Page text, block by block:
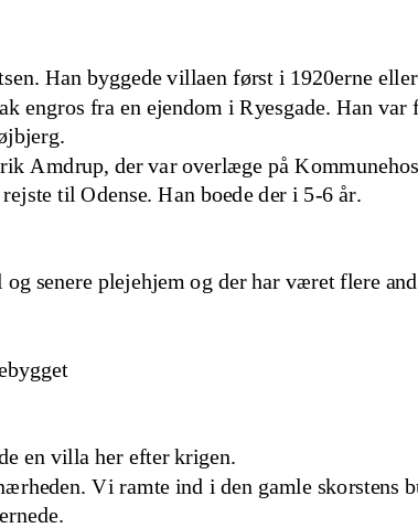
Han byggede villaen først i 1920erne
k engros fra en ejendom i Ryesgade. Han
Amdrup, der var overlæge på
til Odense. Han boede der i 5-6 år.
senere plejehjem og der har været flere
en villa her efter krigen.
Vi ramte ind i den gamle skorstens